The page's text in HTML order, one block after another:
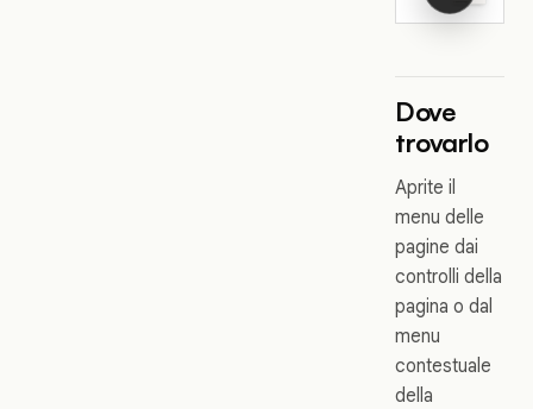
Dove
trovarlo
Aprite il
menu delle
pagine dai
controlli della
pagina o dal
menu
contestuale
della